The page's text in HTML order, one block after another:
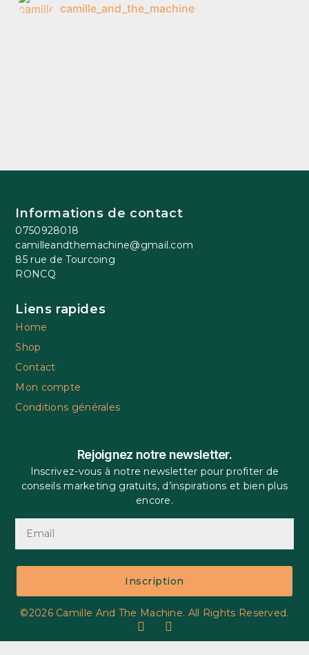
camille_and_the_machine
Informations de contact
0750928018
camilleandthemachine@gmail.com
85 rue de Tourcoing
RONCQ
Liens rapides
Home
Shop
Contact
Mon compte
Conditions générales
Rejoignez notre newsletter.
Inscrivez-vous à notre newsletter pour profiter de
conseils marketing gratuits, d’inspirations et bien plus
encore.
Inscription
©2026 Camille And The Machine. All Rights Reserved.